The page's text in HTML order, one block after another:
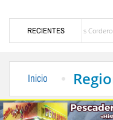
RECIENTES
Eugenia Febres Cordero R.
Inicio